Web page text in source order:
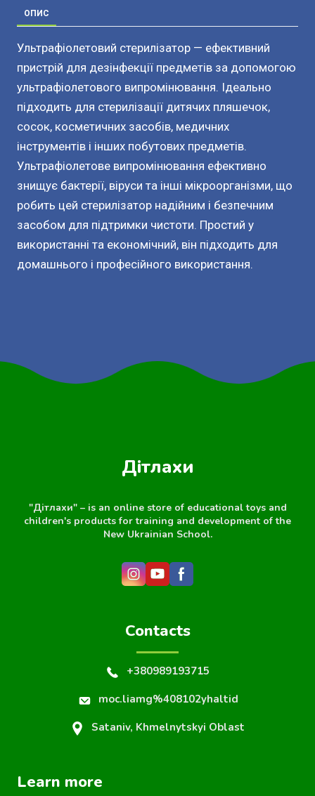
ОПИС
Ультрафіолетовий стерилізатор — ефективний
пристрій для дезінфекції предметів за допомогою
ультрафіолетового випромінювання. Ідеально
підходить для стерилізації дитячих пляшечок,
сосок, косметичних засобів, медичних
інструментів і інших побутових предметів.
Ультрафіолетове випромінювання ефективно
знищує бактерії, віруси та інші мікроорганізми, що
робить цей стерилізатор надійним і безпечним
засобом для підтримки чистоти. Простий у
використанні та економічний, він підходить для
домашнього і професійного використання.
Дітлахи
"Дітлахи" – is an online store of educational toys and
children's products for training and development of the
New Ukrainian School.
Contacts
+380989193715
moc.liamg%408102yhaltid
Sataniv, Khmelnytskyi Oblast
Learn more